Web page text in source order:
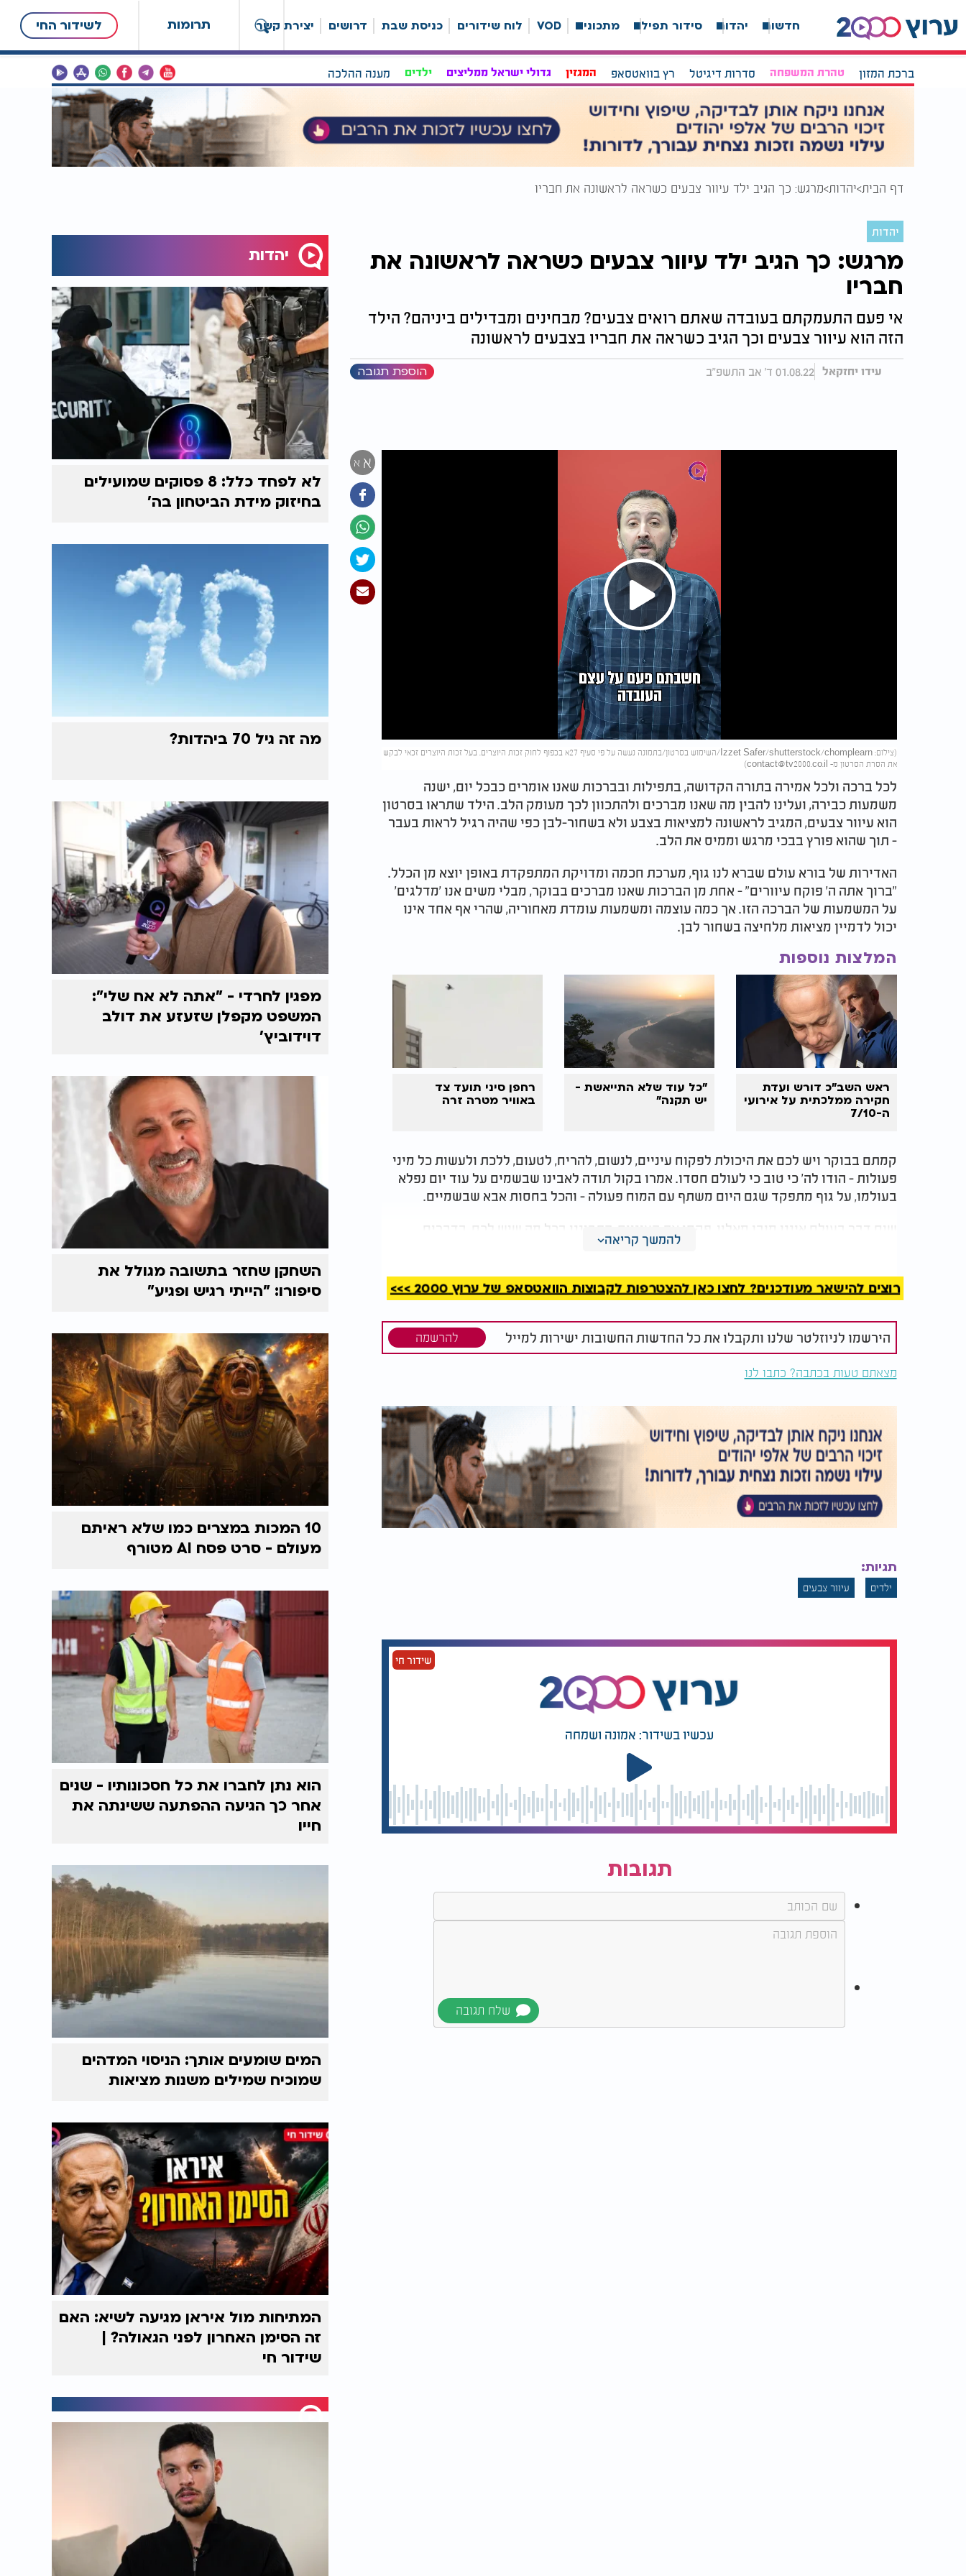
תרומות לשידור החי חדשות יהדות סידור תפילה מתכונים VOD לוח שידורים כניסת שבת דרושים יצירת קשר
ברכת המזון טהרת המשפחה סדרות דיגיטל רץ בוואטסאפ המגזין גדולי ישראל ממליצים ילדים מענה ההלכה
דף הבית יהדות מרגש: כך הגיב ילד עיוור צבעים כשראה לראשונה את חבריו
יהדות
מרגש: כך הגיב ילד עיוור צבעים כשראה לראשונה את
חבריו
אי פעם התעמקתם בעובדה שאתם רואים צבעים? מבחינים ומבדילים ביניהם? הילד
הזה הוא עיוור צבעים וכך הגיב כשראה את חבריו בצבעים לראשונה
עידו יחזקאל 01.08.22 ד' אב התשפ"ב הוספת תגובה
א א
Play
Video
(צילום: Izzet Safer/shutterstock/chomplearn/השימוש בסרטון/בתמונה נעשה על פי סעיף 27א בכפוף לחוק זכות היוצרים. בעל זכות היוצרים זכאי לבקש
את הסרת הסרטון מ- contact@tv2000.co.il
)
לכל ברכה ולכל אמירה בתורה הקדושה, בתפילות ובברכות שאנו אומרים כבכל יום, ישנה
משמעות כבירה, ועלינו להבין מה שאנו מברכים ולהתכוון לכך מעומק הלב. הילד שתראו בסרטון
הוא עיוור צבעים, המגיב לראשונה למציאות בצבע ולא בשחור-לבן כפי שהיה רגיל לראות בעבר
- תוך שהוא פורץ בבכי מרגש וממיס את הלב.
האדירות של בורא עולם שברא לנו גוף, מערכת חכמה ומדויקת המתפקדת באופן יוצא מן הכלל.
"ברוך אתה ה' פוקח עיוורים" - אחת מן הברכות שאנו מברכים בבוקר, מבלי משים אנו 'מדלגים'
על המשמעות של הברכה הזו. אך כמה עוצמה ומשמעות עומדת מאחוריה, שהרי אף אחד אינו
יכול לדמיין מציאות מלחיצה בשחור לבן.
המלצות נוספות
ראש השב"כ דורש ועדת
חקירה ממלכתית על אירועי
ה-7/10
"כל עוד שלא התייאשת -
יש תקנה"
רחפן סיני תועד צד
באוויר מטרה זרה
קמתם בבוקר ויש לכם את היכולת לפקוח עיניים, לנשום, להריח, לטעום, ללכת ולעשות כל מיני
פעולות - הודו לה' כי טוב כי לעולם חסדו. אמרו בקול תודה לאבינו שבשמים על עוד יום נפלא
בעולמו, על גוף מתפקד שגם היום משתף עם המוח פעולה - והכל בחסות אבא שבשמיים.
שום דבר בעולם איננו מובן מאליו, פקחו את העיניים, התבוננו בכל מה שיש לכם, בדברים
הפשוטים של החיים - ואמרו תודה. מה שעבורכם מצטייר כמובן מאליו, עבור האחר הוא עולם
להמשך קריאה
רוצים להישאר מעודכנים? לחצו כאן להצטרפות לקבוצות הוואטסאפ של ערוץ 2000 >>>
הירשמו לניוזלטר שלנו ותקבלו את כל החדשות החשובות ישירות למייל להרשמה
מצאתם טעות בכתבה? כתבו לנו
תגיות:
ילדים עיוור צבעים
שידור חי
עכשיו בשידור: אמונה ושמחה
תגובות
יהדות
לא לפחד כלל: 8 פסוקים שמועילים
בחיזוק מידת הביטחון בה'
מה זה גיל 70 ביהדות?
מפגין לחרדי - "אתה לא אח שלי":
המשפט מקפלן שזעזע את דולב
דוידוביץ'
השחקן שחזר בתשובה מגולל את
סיפורו: "הייתי רגיש ופגיע"
10 המכות במצרים כמו שלא ראיתם
מעולם - סרט פסח AI מטורף
הוא נתן לחברו את כל חסכונותיו - שנים
אחר כך הגיעה ההפתעה ששינתה את
חייו
המים שומעים אותך: הניסוי המדהים
שמוכיח שמילים משנות מציאות
המתיחות מול איראן מגיעה לשיא: האם
זה הסימן האחרון לפני הגאולה? |
שידור חי